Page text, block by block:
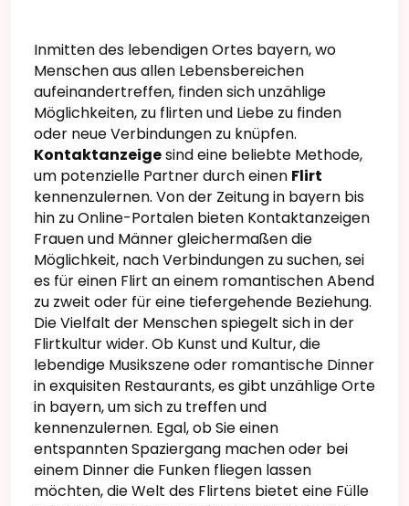
Inmitten des lebendigen Ortes bayern, wo
Menschen aus allen Lebensbereichen
aufeinandertreffen, finden sich unzählige
Möglichkeiten, zu flirten und Liebe zu finden
oder neue Verbindungen zu knüpfen.
Kontaktanzeigesind eine beliebte Methode,
um potenzielle Partner durch einen Flirt
kennenzulernen. Von der Zeitung in bayern bis
hin zu Online-Portalen bieten Kontaktanzeigen
Frauen und Männer gleichermaßen die
Möglichkeit, nach Verbindungen zu suchen, sei
es für einen Flirt an einem romantischen Abend
zu zweit oder für eine tiefergehende Beziehung.
Die Vielfalt der Menschen spiegelt sich in der
Flirtkultur wider. Ob Kunst und Kultur, die
lebendige Musikszene oder romantische Dinner
in exquisiten Restaurants, es gibt unzählige Orte
in bayern, um sich zu treffen und
kennenzulernen. Egal, ob Sie einen
entspannten Spaziergang machen oder bei
einem Dinner die Funken fliegen lassen
möchten, die Welt des Flirtens bietet eine Fülle